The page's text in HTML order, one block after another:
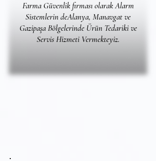
Farma Güvenlik firması olarak Alarm
Sistemlerin deAlanya, Manavgat ve
Gazipaşa Bölgelerinde Ürün Tedariki ve
Servis Hizmeti Vermekteyiz.